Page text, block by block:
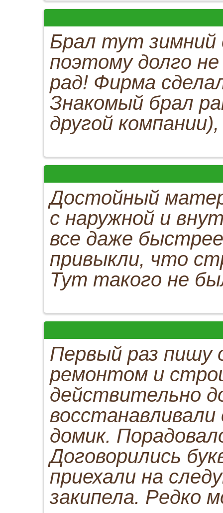
Брал тут зимний
поэтому долго
рад! Фирма
Знакомый брал
другой
Достойный
с наружной и
все даже
привыкли, что
Тут такого не
Первый раз пишу
ремонтом и
действительно
домик.
Договорились
приехали на
закипела. Редко